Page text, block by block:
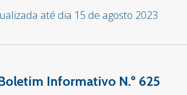
até dia 15 de agosto 2023
Informativo N.º 625